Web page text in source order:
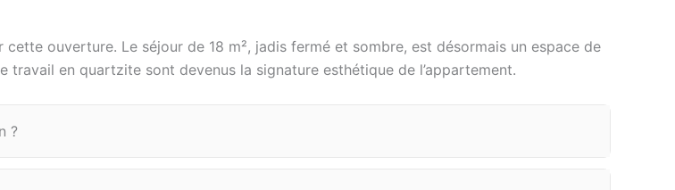
ouverture. Le séjour de 18 m², jadis fermé et sombre, est désormais un espace de
en quartzite sont devenus la signature esthétique de l’appartement.
?